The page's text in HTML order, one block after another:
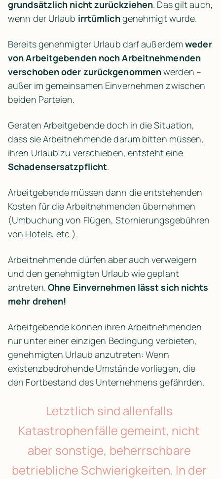
grundsätzlich nicht zurückziehen. Das gilt auch,
wenn der Urlaub irrtümlich genehmigt wurde.
Bereits genehmigter Urlaub darf außerdem weder
von Arbeitgebenden noch Arbeitnehmenden
verschoben oder zurückgenommen werden –
außer im gemeinsamen Einvernehmen zwischen
beiden Parteien.
Geraten Arbeitgebende doch in die Situation,
dass sie Arbeitnehmende darum bitten müssen,
Schadensersatzpflicht.
Arbeitgebende müssen dann die entstehenden
Kosten für die Arbeitnehmenden übernehmen
(Umbuchung von Flügen, Stornierungsgebühren
von Hotels, etc.).
Arbeitnehmende dürfen aber auch verweigern
und den genehmigten Urlaub wie geplant
antreten. Ohne Einvernehmen lässt sich nichts
mehr drehen!
Arbeitgebende können ihren Arbeitnehmenden
nur unter einer einzigen Bedingung verbieten,
genehmigten Urlaub anzutreten: Wenn
existenzbedrohende Umstände vorliegen, die
den Fortbestand des Unternehmens gefährden.
Letztlich sind allenfalls
Katastrophenfälle gemeint, nicht
aber sonstige, beherrschbare
betriebliche Schwierigkeiten. In der